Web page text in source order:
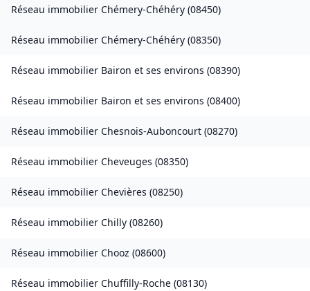
Réseau immobilier Chémery-Chéhéry (08450)
Réseau immobilier Chémery-Chéhéry (08350)
Réseau immobilier Bairon et ses environs (08390)
Réseau immobilier Bairon et ses environs (08400)
Réseau immobilier Chesnois-Auboncourt (08270)
Réseau immobilier Cheveuges (08350)
Réseau immobilier Chevières (08250)
Réseau immobilier Chilly (08260)
Réseau immobilier Chooz (08600)
Réseau immobilier Chuffilly-Roche (08130)